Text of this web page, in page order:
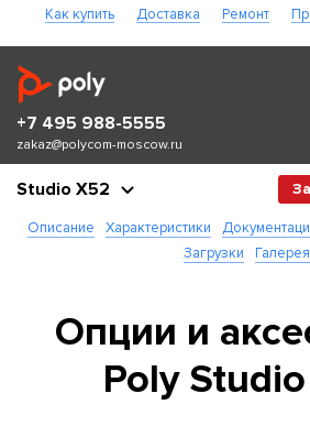
Как купить Доставка Ремонт
+7 495 988-5555
zakaz@polycom-moscow.ru
Studio X52
Описание Характеристики
Загрузки
Галерея
Опции и
Poly